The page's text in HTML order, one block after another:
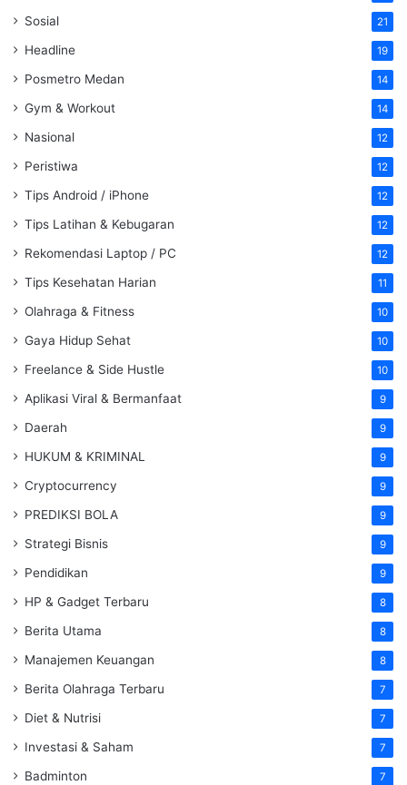
Sosial 21
Headline 19
Posmetro Medan 14
Gym & Workout 14
Nasional 12
Peristiwa 12
Tips Android / iPhone 12
Tips Latihan & Kebugaran 12
Rekomendasi Laptop / PC 12
Tips Kesehatan Harian 11
Olahraga & Fitness 10
Gaya Hidup Sehat 10
Freelance & Side Hustle 10
Aplikasi Viral & Bermanfaat 9
Daerah 9
HUKUM & KRIMINAL 9
Cryptocurrency 9
PREDIKSI BOLA 9
Strategi Bisnis 9
Pendidikan 9
HP & Gadget Terbaru 8
Berita Utama 8
Manajemen Keuangan 8
Berita Olahraga Terbaru 7
Diet & Nutrisi 7
Investasi & Saham 7
Badminton 7